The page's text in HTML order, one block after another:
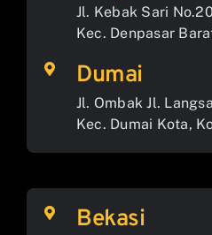
Jl. Kebak Sari
Kec. Denpasar
Dumai
Jl. Ombak Jl.
Kec. Dumai Kota,
Bekasi